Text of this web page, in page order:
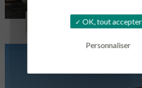
OK, tout accepter
Personnaliser
LOG. JEUNES TRAVAILLEURS